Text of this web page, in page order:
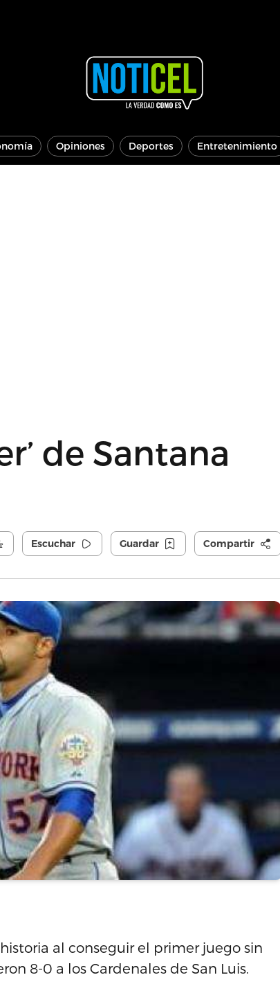
Opiniones Deportes Entretenimiento
de Santana
Escuchar Guardar Compartir
al conseguir el primer juego sin
8-0 a los Cardenales de San Luis.